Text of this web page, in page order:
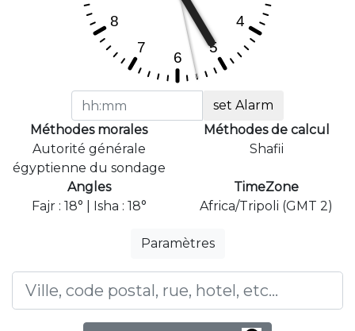
set Alarm
Méthodes morales
Autorité générale
égyptienne du sondage
Méthodes de calcul
Shafii
Angles
Fajr : 18° | Isha : 18°
TimeZone
Africa/Tripoli (GMT 2)
Paramètres